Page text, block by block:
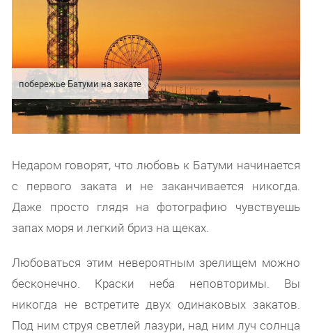
побережье Батуми на закате
Недаром говорят, что любовь к Батуми начинается
с первого заката и не заканчивается никогда.
Даже просто глядя на фотографию чувствуешь
запах моря и легкий бриз на щеках.
Любоваться этим невероятным зрелищем можно
бесконечно. Краски неба неповторимы. Вы
никогда не встретите двух одинаковых закатов.
Под ним струя светлей лазури, над ним луч солнца